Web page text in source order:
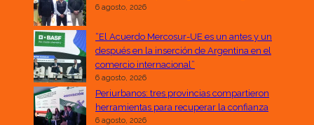
6 agosto, 2026
“El Acuerdo Mercosur-UE es un antes y un
después en la inserción de Argentina en el
comercio internacional”
6 agosto, 2026
Periurbanos: tres provincias compartieron
herramientas para recuperar la confianza
6 agosto, 2026